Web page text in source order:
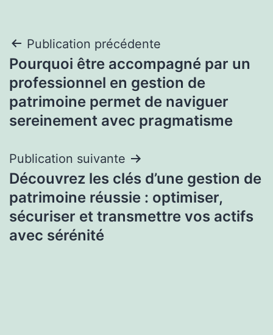
Navigation
de
l’article
Publication précédente
Pourquoi être accompagné par un
professionnel en gestion de
patrimoine permet de naviguer
sereinement avec pragmatisme
Publication suivante
Découvrez les clés d’une gestion de
patrimoine réussie : optimiser,
sécuriser et transmettre vos actifs
avec sérénité